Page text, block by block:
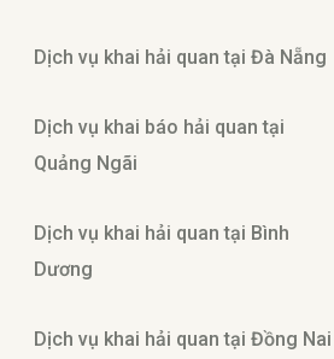
Dịch vụ khai hải quan tại Đà Nẵng
Dịch vụ khai báo hải quan tại
Quảng Ngãi
Dịch vụ khai hải quan tại Bình
Dương
Dịch vụ khai hải quan tại Đồng Nai